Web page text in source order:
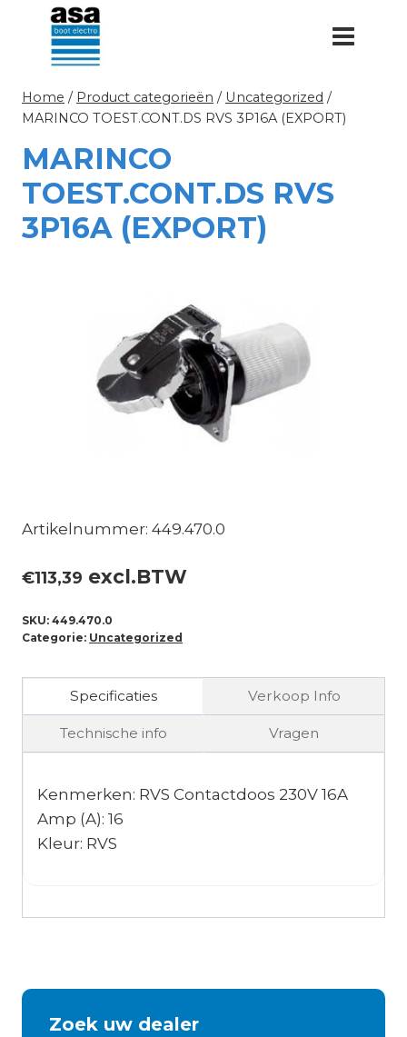
Doorgaan
inhoud
Home / Product categorieën / Uncategorized /
MARINCO TOEST.CONT.DS RVS 3P16A (EXPORT)
MARINCO
TOEST.CONT.DS RVS
3P16A (EXPORT)
Artikelnummer: 449.470.0
€113,39 excl.BTW
SKU: 449.470.0
Categorie: Uncategorized
Specificaties Verkoop Info
Technische info Vragen
Kenmerken: RVS Contactdoos 230V 16A
Amp (A): 16
Kleur: RVS
Zoek uw dealer